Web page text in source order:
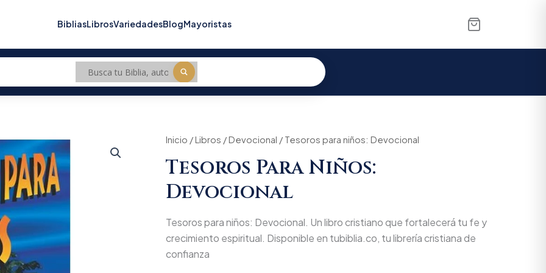
BibliasLibrosVariedadesBlogMayoristas
Inicio /Libros /Devocional / Tesoros para niños: Devocional
Tesoros Para Niños:
Devocional
Tesoros para niños: Devocional. Un libro cristiano que fortalecerá tu fe y
crecimiento espiritual. Disponible en tubiblia.co, tu librería cristiana de
confianza
Original
price
was:
$66.000.
Current
price
is:
$62.700.
Tesoros
niños:
Devocional
cantidad